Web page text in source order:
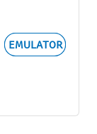
EMULATOR